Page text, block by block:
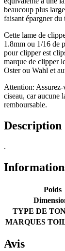
beaucoup plus
faisant épargner du
Cette lame de
1.8mm ou 1/16 de
pour clipper est
marque de clipper
Oster ou Wahl et
Attention: Assurez-
ciseau, car aucune
remboursable.
Description
.
Poids
TYPE DE
MARQUES
Avis